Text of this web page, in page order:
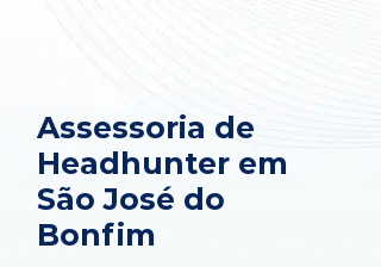
Assessoria de
Headhunter em
São José do
Bonfim